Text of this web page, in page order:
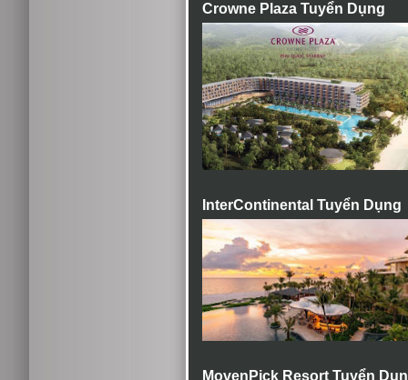
Crowne Plaza Tuyển Dụng
InterContinental Tuyển Dụng
MovenPick Resort Tuyển